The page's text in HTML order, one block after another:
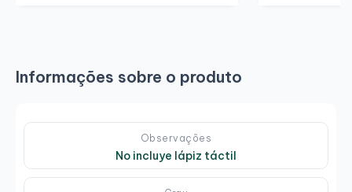
Informações sobre o produto
Observações
No incluye lápiz táctil